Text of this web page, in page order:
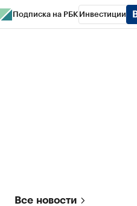
Подписка на РБК Инвестиции
Все новости